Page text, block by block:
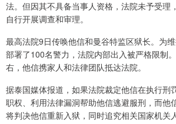
法。但因其不具备当事人资格，法院未予受理
自行开展调查和审理。
最高法院9日传唤他信和曼谷特监区狱长。为
部署了100名警力，法院内部出入被严格限制
右，他信携家人和法律团队抵达法院。
据泰国媒体报道，如果法院裁定他信在执行刑
职权、利用法律漏洞帮助他信逃避服刑，而他
将判决他信重新入狱，同时追究相关国家机关